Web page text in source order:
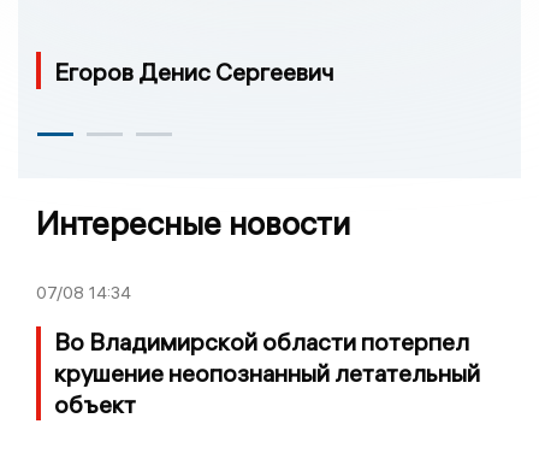
Егоров Денис Сергеевич
Интересные новости
07/08 14:34
Во Владимирской области потерпел
крушение неопознанный летательный
объект